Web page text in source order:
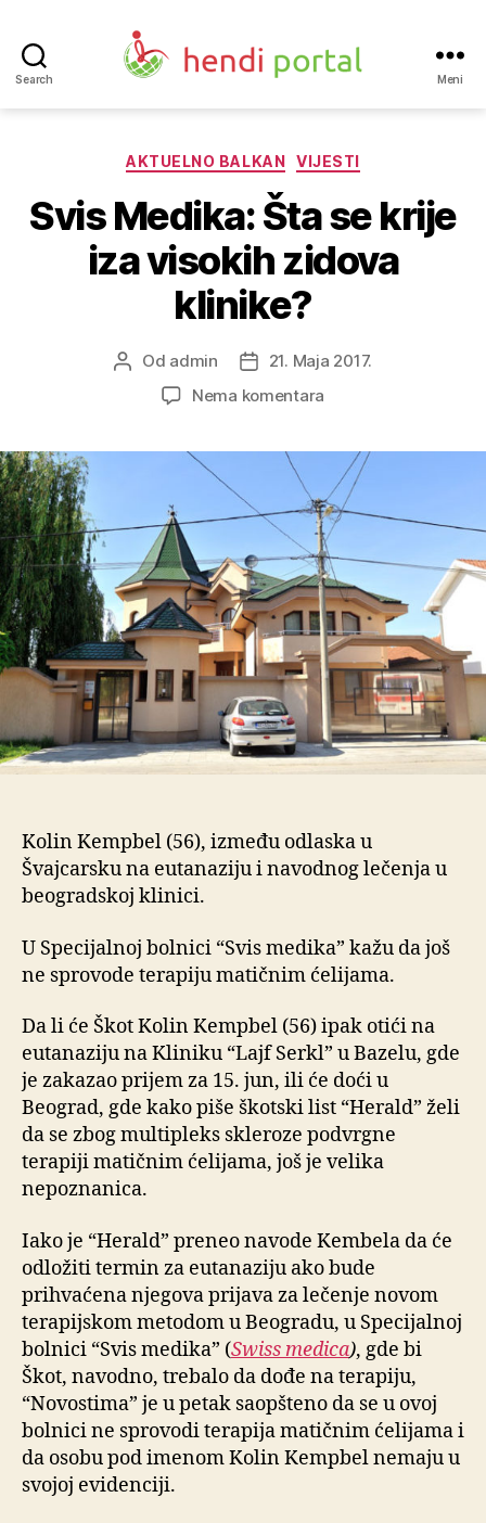
Search
portal
Meni
Kategorije
AKTUELNO BALKAN VIJESTI
Svis Medika: Šta se krije
iza visokih zidova
klinike?
Autor
objave
Od admin
Datum
21. Maja 2017.
Nema komentara
Šta
se
krije
iza
visokih
zidova
klinike?
Kolin Kempbel (56), između odlaska u
Švajcarsku na eutanaziju i navodnog lečenja u
beogradskoj klinici.
U Specijalnoj bolnici “Svis medika” kažu da još
ne sprovode terapiju matičnim ćelijama.
Da li će Škot Kolin Kempbel (56) ipak otići na
eutanaziju na Kliniku “Lajf Serkl” u Bazelu, gde
je zakazao prijem za 15. jun, ili će doći u
Beograd, gde kako piše škotski list “Herald” želi
da se zbog multipleks skleroze podvrgne
terapiji matičnim ćelijama, još je velika
nepoznanica.
Iako je “Herald” preneo navode Kembela da će
odložiti termin za eutanaziju ako bude
prihvaćena njegova prijava za lečenje novom
terapijskom metodom u Beogradu, u Specijalnoj
bolnici “Svis medika” (Swiss medica), gde bi
Škot, navodno, trebalo da dođe na terapiju,
“Novostima” je u petak saopšteno da se u ovoj
bolnici ne sprovodi terapija matičnim ćelijama i
da osobu pod imenom Kolin Kempbel nemaju u
svojoj evidenciji.